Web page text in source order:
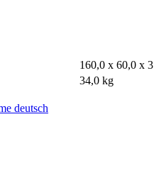
160,0 x 60,0 x
34,0 kg
deutsch